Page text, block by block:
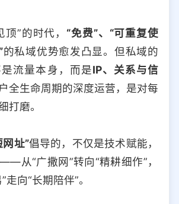
”的时代， “免费”、“可重复使
的私域优势愈发凸显。但私域的
流量本身，而是IP、关系与信
全生命周期的深度运营，是对每
打磨。
网址”倡导的，不仅是技术赋能，
从“广撒网”转向“精耕细作”，
走向“长期陪伴”。